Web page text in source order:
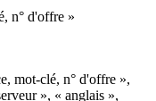
n° d'offre »
mot-clé, n° d'offre »,
», « anglais »,